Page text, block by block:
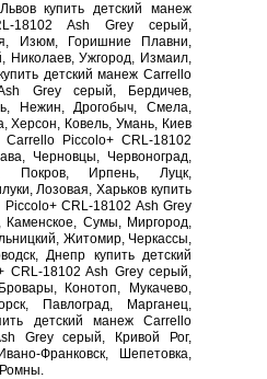
купить детский манеж
18102 Ash Grey серый,
Изюм, Горишние Плавни,
Николаев, Ужгород, Измаил,
детский манеж Carrello
Grey серый, Бердичев,
Нежин, Дрогобыч, Смела,
Херсон, Ковель, Умань, Киев
Carrello Piccolo+ CRL-18102
Черновцы, Червоноград,
Покров, Ирпень, Луцк,
Лозовая, Харьков купить
CRL-18102 Ash Grey
Каменское, Сумы, Миргород,
Житомир, Черкассы,
Днепр купить детский
CRL-18102 Ash Grey серый,
Конотоп, Мукачево,
Павлоград, Марганец,
детский манеж Carrello
Grey серый, Кривой Рог,
Франковск, Шепетовка,